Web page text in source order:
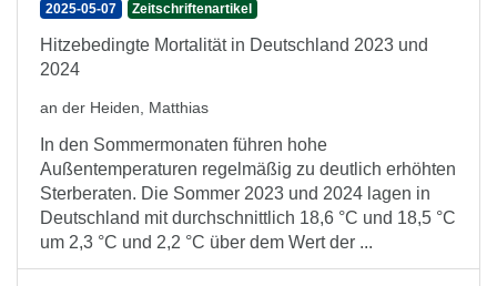
2025-05-07 Zeitschriftenartikel
Hitzebedingte Mortalität in Deutschland 2023 und
2024
an der Heiden, Matthias
In den Sommermonaten führen hohe
Außentemperaturen regelmäßig zu deutlich erhöhten
Sterberaten. Die Sommer 2023 und 2024 lagen in
Deutschland mit durchschnittlich 18,6 °C und 18,5 °C
um 2,3 °C und 2,2 °C über dem Wert der ...